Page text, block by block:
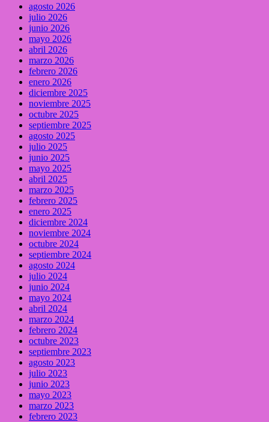
agosto 2026
julio 2026
junio 2026
mayo 2026
abril 2026
marzo 2026
febrero 2026
enero 2026
diciembre 2025
noviembre 2025
octubre 2025
septiembre 2025
agosto 2025
julio 2025
junio 2025
mayo 2025
abril 2025
marzo 2025
febrero 2025
enero 2025
diciembre 2024
noviembre 2024
octubre 2024
septiembre 2024
agosto 2024
julio 2024
junio 2024
mayo 2024
abril 2024
marzo 2024
febrero 2024
octubre 2023
septiembre 2023
agosto 2023
julio 2023
junio 2023
mayo 2023
marzo 2023
febrero 2023